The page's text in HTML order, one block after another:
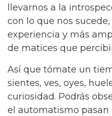
llevarnos a la
con lo que nos
experiencia y más
de matices que
Así que tómate un
sientes, ves, oyes,
curiosidad. Podrás
el automatismo pasan